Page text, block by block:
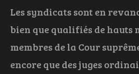
Les syndicats sont en
bien que qualifiés de hauts
membres de la Cour
encore que des juges